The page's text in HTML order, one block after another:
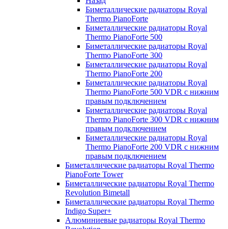
Биметаллические радиаторы Royal
Thermo PianoForte
Биметаллические радиаторы Royal
Thermo PianoForte 500
Биметаллические радиаторы Royal
Thermo PianoForte 300
Биметаллические радиаторы Royal
Thermo PianoForte 200
Биметаллические радиаторы Royal
Thermo PianoForte 500 VDR с нижним
правым подключением
Биметаллические радиаторы Royal
Thermo PianoForte 300 VDR с нижним
правым подключением
Биметаллические радиаторы Royal
Thermo PianoForte 200 VDR с нижним
правым подключением
Биметаллические радиаторы Royal Thermo
PianoForte Tower
Биметаллические радиаторы Royal Thermo
Revolution Bimetall
Биметаллические радиаторы Royal Thermo
Indigo Super+
Алюминиевые радиаторы Royal Thermo